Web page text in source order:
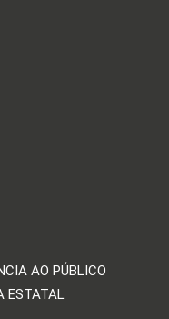
AO PÚBLICO
ESTATAL